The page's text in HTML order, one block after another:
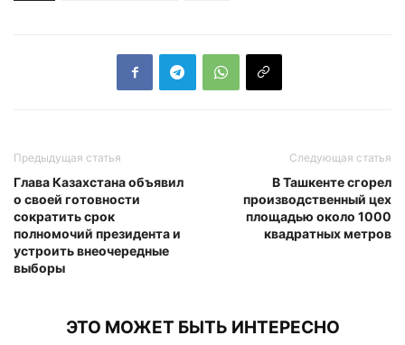
Предыдущая статья
Глава Казахстана объявил
о своей готовности
сократить срок
полномочий президента и
устроить внеочередные
выборы
Следующая статья
В Ташкенте сгорел
производственный цех
площадью около 1000
квадратных метров
ЭТО МОЖЕТ БЫТЬ ИНТЕРЕСНО